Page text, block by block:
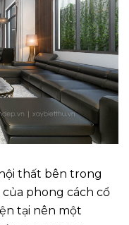
thất bên trong
phong cách cổ
tại nên một